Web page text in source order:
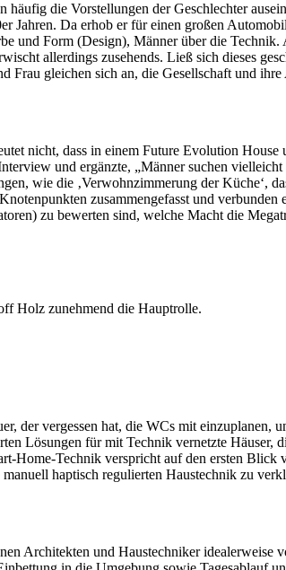
die Vorstellungen der Geschlechter
Jahren. Da erhob er für einen großen
und Form (Design), Männer über die
allerdings zusehends. Ließ sich dieses
Frau gleichen sich an, die Gesellschaft und
nicht, dass in einem Future Evolution House
und ergänzte, „Männer suchen
wie die ‚Verwohnzimmerung der Küche‘,
zusammengefasst und
zu bewerten sind, welche Macht die
Holz zunehmend die Hauptrolle.
der vergessen hat, die WCs mit einzuplanen,
Lösungen für mit Technik vernetzte
Technik verspricht auf den ersten Blick
haptisch regulierten Haustechnik zu
Architekten und Haustechniker idealerweise